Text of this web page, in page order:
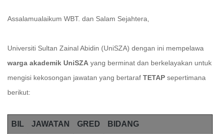
Assalamualaikum WBT. dan Salam Sejahtera,
Universiti Sultan Zainal Abidin (UniSZA) dengan ini mempelawa
warga akademik UniSZA yang berminat dan berkelayakan untuk
mengisi kekosongan jawatan yang bertaraf TETAP sepertimana
berikut:
BIL JAWATAN GRED BIDANG